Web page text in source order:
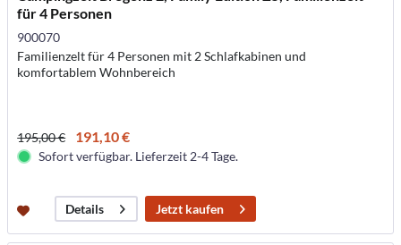
für 4 Personen
900070
Familienzelt für 4 Personen mit 2 Schlafkabinen und
komfortablem Wohnbereich
195,00 € 191,10 €
Sofort verfügbar. Lieferzeit 2-4 Tage.
Details Jetzt kaufen